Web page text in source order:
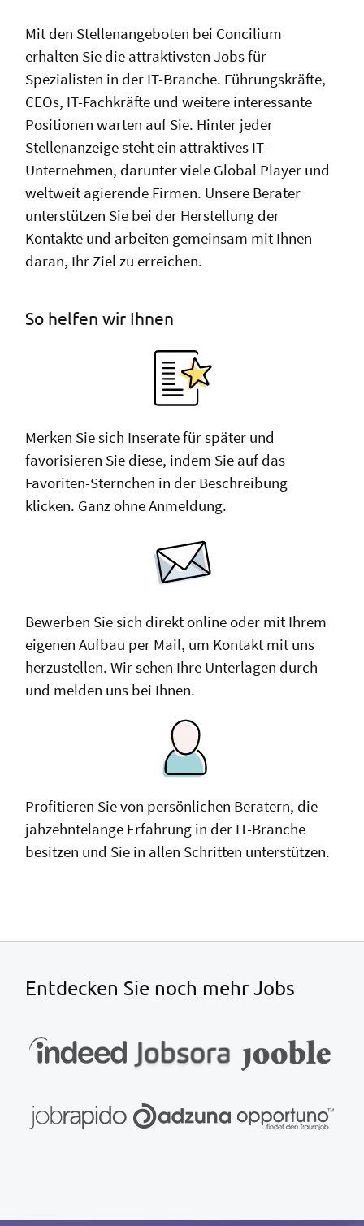
Mit den Stellenangeboten bei Concilium
erhalten Sie die attraktivsten Jobs für
Spezialisten in der IT-Branche. Führungskräfte,
CEOs, IT-Fachkräfte und weitere interessante
Positionen warten auf Sie. Hinter jeder
Stellenanzeige steht ein attraktives IT-
Unternehmen, darunter viele Global Player und
weltweit agierende Firmen. Unsere Berater
unterstützen Sie bei der Herstellung der
Kontakte und arbeiten gemeinsam mit Ihnen
daran, Ihr Ziel zu erreichen.
So helfen wir Ihnen
Merken Sie sich Inserate für später und
favorisieren Sie diese, indem Sie auf das
Favoriten-Sternchen in der Beschreibung
klicken. Ganz ohne Anmeldung.
Bewerben Sie sich direkt online oder mit Ihrem
eigenen Aufbau per Mail, um Kontakt mit uns
herzustellen. Wir sehen Ihre Unterlagen durch
und melden uns bei Ihnen.
Profitieren Sie von persönlichen Beratern, die
jahzehntelange Erfahrung in der IT-Branche
besitzen und Sie in allen Schritten unterstützen.
Entdecken Sie noch mehr Jobs